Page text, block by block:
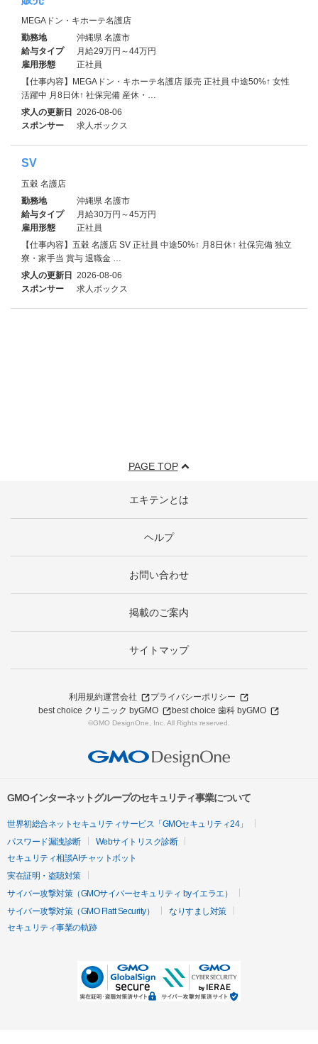
MEGAドン・キホーテ名護店
勤務地
沖縄県 名護市
給与タイプ
月給29万円～44万円
雇用形態
正社員
【仕事内容】MEGAドン・キホーテ名護店 販売 正社員 中途50%↑ 女性
活躍中 月8日休↑ 社保完備 産休・…
求人の更新日 2026-08-06
スポンサー
求人ボックス
SV
五穀 名護店
勤務地
沖縄県 名護市
給与タイプ
月給30万円～45万円
雇用形態
正社員
【仕事内容】五穀 名護店 SV 正社員 中途50%↑ 月8日休↑ 社保完備 独立
寮・家⼿当 賞与 退職金 …
求人の更新日 2026-08-06
スポンサー
求人ボックス
PAGE TOP
エキテンとは
ヘルプ
お問い合わせ
掲載のご案内
サイトマップ
利用規約運営会社
プライバシーポリシー
best choice クリニック byGMO
best choice 歯科 byGMO
©GMO DesignOne, Inc. All Rights reserved.
GMOインターネットグループのセキュリティ事業について
世界初総合ネットセキュリティサービス「GMOセキュリティ24」
パスワード漏洩診断
Webサイトリスク診断
セキュリティ相談AIチャットボット
実在証明・盗聴対策
サイバー攻撃対策（GMOサイバーセキュリティ byイエラエ）
サイバー攻撃対策（GMO Flatt Security）
なりすまし対策
セキュリティ事業の軌跡